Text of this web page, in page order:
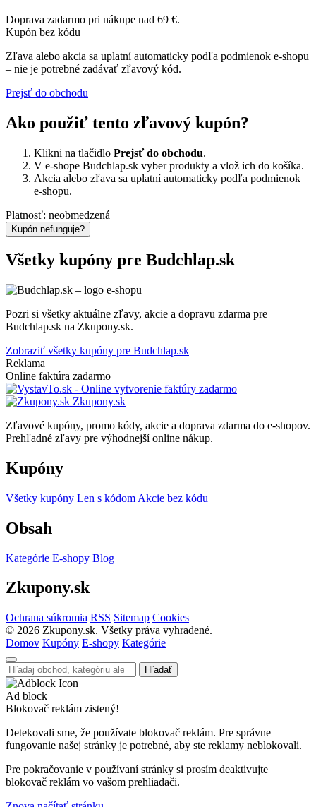
Doprava zadarmo pri nákupe nad 69 €.
Kupón bez kódu
Zľava alebo akcia sa uplatní automaticky podľa podmienok e-shopu
– nie je potrebné zadávať zľavový kód.
Prejsť do obchodu
Ako použiť tento zľavový kupón?
Klikni na tlačidlo Prejsť do obchodu.
V e-shope Budchlap.sk vyber produkty a vlož ich do košíka.
Akcia alebo zľava sa uplatní automaticky podľa podmienok
e-shopu.
Platnosť: neobmedzená
Kupón nefunguje?
Všetky kupóny pre Budchlap.sk
Pozri si všetky aktuálne zľavy, akcie a dopravu zdarma pre
Budchlap.sk na Zkupony.sk.
Zobraziť všetky kupóny pre Budchlap.sk
Reklama
Online faktúra zadarmo
Zkupony.sk
Zľavové kupóny, promo kódy, akcie a doprava zdarma do e-shopov.
Prehľadné zľavy pre výhodnejší online nákup.
Kupóny
Všetky kupóny Len s kódom Akcie bez kódu
Obsah
Kategórie E-shopy Blog
Zkupony.sk
Ochrana súkromia RSS Sitemap Cookies
© 2026 Zkupony.sk. Všetky práva vyhradené.
Domov Kupóny E-shopy Kategórie
Hľadať
Ad block
Blokovač reklám zistený!
Detekovali sme, že používate blokovač reklám. Pre správne
fungovanie našej stránky je potrebné, aby ste reklamy neblokovali.
Pre pokračovanie v používaní stránky si prosím deaktivujte
blokovač reklám vo vašom prehliadači.